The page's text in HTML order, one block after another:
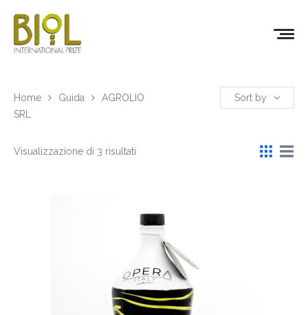
Home Guida
AGROLIO
SRL
Sort by
Visualizzazione di 3 risultati